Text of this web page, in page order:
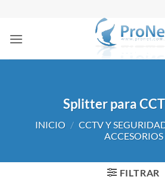
contenido
Splitter para
INICIO / CCTV Y
ACCESORIOS
FILTRAR